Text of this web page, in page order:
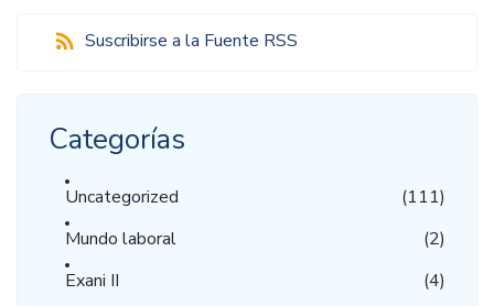
Suscribirse a la Fuente RSS
Categorías
Uncategorized
(111)
Mundo laboral
(2)
Exani II
(4)